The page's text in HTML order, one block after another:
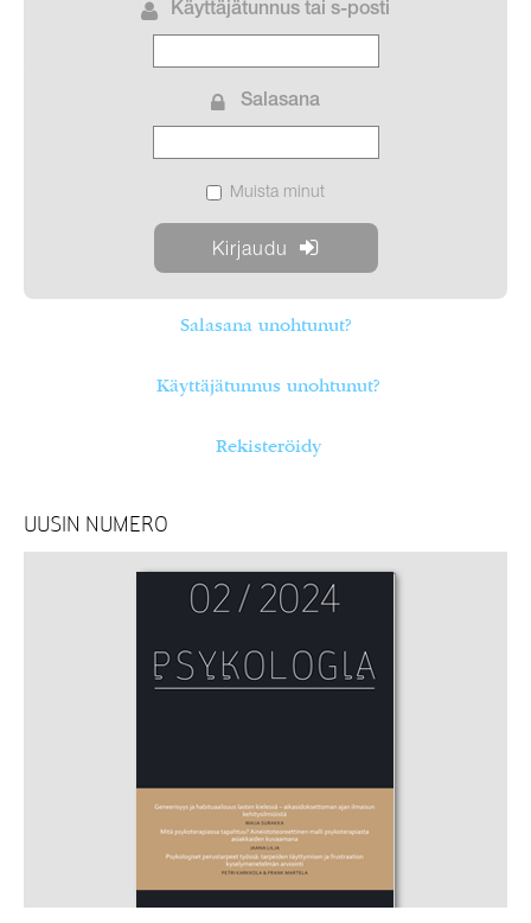
Käyttäjätunnus tai s-posti
Salasana
Muista minut
Salasana unohtunut?
Käyttäjätunnus unohtunut?
Rekisteröidy
UUSIN NUMERO